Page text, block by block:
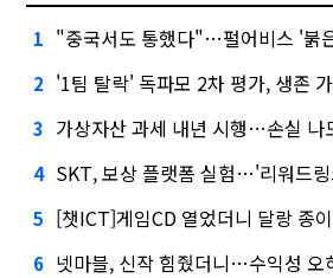
1 "중국서도 통했다"…펄어비스 '붉
2 '1팀 탈락' 독파모 2차 평가, 생존
3 가상자산 과세 내년 시행…손실 나
4 SKT, 보상 플랫폼 실험…'리워드
5 [챗ICT]게임CD 열었더니 달랑 종
6 넷마블, 신작 힘줬더니…수익성 오